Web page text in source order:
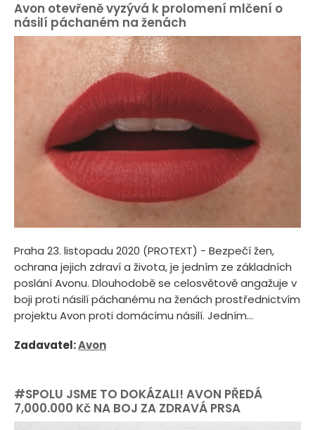
Avon otevřeně vyzývá k prolomení mlčení o
násilí páchaném na ženách
Praha 23. listopadu 2020 (PROTEXT) - Bezpečí žen,
ochrana jejich zdraví a života, je jedním ze základních
poslání Avonu. Dlouhodobě se celosvětově angažuje v
boji proti násilí páchanému na ženách prostřednictvím
projektu Avon proti domácímu násilí. Jedním...
Zadavatel:Avon
#SPOLU JSME TO DOKÁZALI! AVON PŘEDÁ
7,000.000 Kč NA BOJ ZA ZDRAVÁ PRSA